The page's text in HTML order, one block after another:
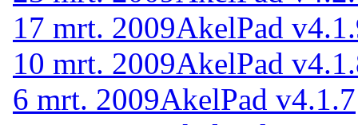
17 mrt. 2009AkelPad
10 mrt. 2009AkelPad
6 mrt. 2009AkelPad v4.1.7